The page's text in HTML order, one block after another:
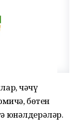
чәчү
бөтен
юнәлдерәләр.